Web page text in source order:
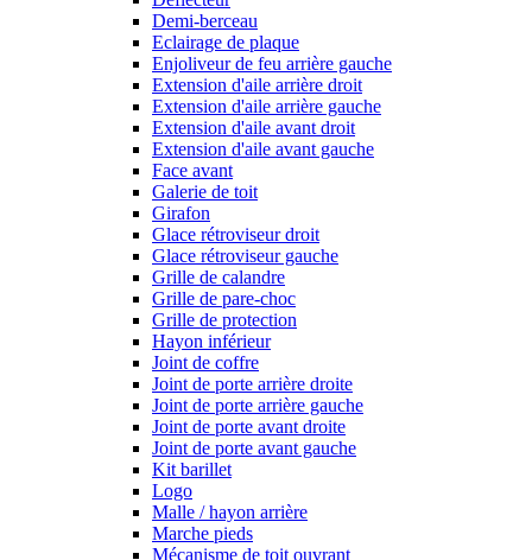
Demi-berceau
Eclairage de plaque
Enjoliveur de feu arrière gauche
Extension d'aile arrière droit
Extension d'aile arrière gauche
Extension d'aile avant droit
Extension d'aile avant gauche
Face avant
Galerie de toit
Girafon
Glace rétroviseur droit
Glace rétroviseur gauche
Grille de calandre
Grille de pare-choc
Grille de protection
Hayon inférieur
Joint de coffre
Joint de porte arrière droite
Joint de porte arrière gauche
Joint de porte avant droite
Joint de porte avant gauche
Kit barillet
Logo
Malle / hayon arrière
Marche pieds
Mécanisme de toit ouvrant